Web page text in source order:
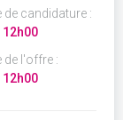
de candidature :
12h00
de l'offre :
12h00